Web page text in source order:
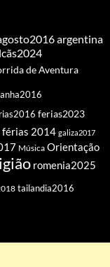
argentina
de Aventura
ferias2023
férias 2014 galiza2017
Música Orientação
romenia2025
tailandia2016